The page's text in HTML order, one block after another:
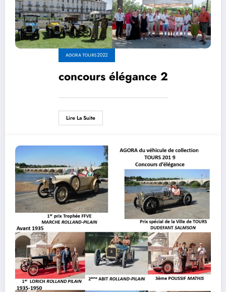
AGORA TOURS 2022
concours élégance 2
Lire La Suite